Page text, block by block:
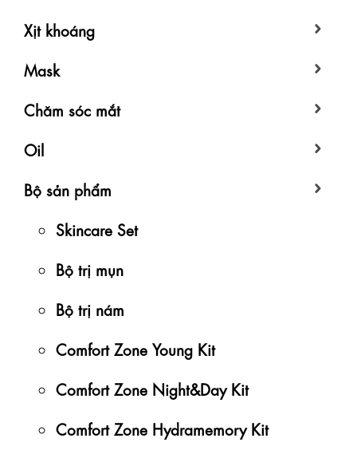
Xịt khoáng
Mask
Chăm sóc mắt
Oil
Bộ sản phẩm
Skincare Set
Bộ trị mụn
Bộ trị nám
Comfort Zone Young Kit
Comfort Zone Night&Day Kit
Comfort Zone Hydramemory Kit